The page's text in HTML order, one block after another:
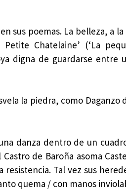
sus poemas. La belleza, a
Chatelaine’ (‘La
digna de guardarse entre
la piedra, como Daganzo
danza dentro de un
de Baroña asoma
Tal vez sus
quema / con manos